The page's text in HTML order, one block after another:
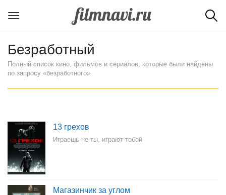
Безработный
Полный список кино, фильмов и сериалов, которые были найдены
по запросу «безработного»
13 грехов
Играешь не ты, играют тобой
Магазинчик за углом